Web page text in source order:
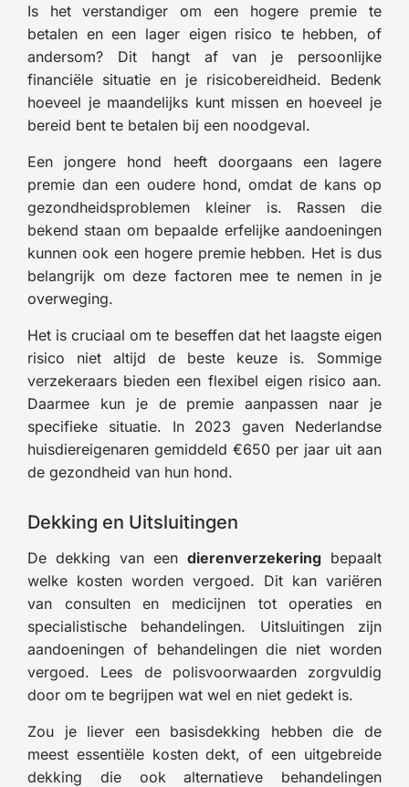
Is het verstandiger om een hogere premie te
betalen en een lager eigen risico te hebben, of
andersom? Dit hangt af van je persoonlijke
financiële situatie en je risicobereidheid. Bedenk
hoeveel je maandelijks kunt missen en hoeveel je
bereid bent te betalen bij een noodgeval.
Een jongere hond heeft doorgaans een lagere
premie dan een oudere hond, omdat de kans op
gezondheidsproblemen kleiner is. Rassen die
bekend staan om bepaalde erfelijke aandoeningen
kunnen ook een hogere premie hebben. Het is dus
belangrijk om deze factoren mee te nemen in je
overweging.
Het is cruciaal om te beseffen dat het laagste eigen
risico niet altijd de beste keuze is. Sommige
verzekeraars bieden een flexibel eigen risico aan.
Daarmee kun je de premie aanpassen naar je
specifieke situatie. In 2023 gaven Nederlandse
huisdiereigenaren gemiddeld €650 per jaar uit aan
de gezondheid van hun hond.
Dekking en Uitsluitingen
De dekking van een dierenverzekering bepaalt
welke kosten worden vergoed. Dit kan variëren
van consulten en medicijnen tot operaties en
specialistische behandelingen. Uitsluitingen zijn
aandoeningen of behandelingen die niet worden
vergoed. Lees de polisvoorwaarden zorgvuldig
door om te begrijpen wat wel en niet gedekt is.
Zou je liever een basisdekking hebben die de
meest essentiële kosten dekt, of een uitgebreide
dekking die ook alternatieve behandelingen